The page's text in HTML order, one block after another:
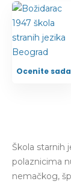
Ocenite sada
Škola starnih
polaznicima
nemačkog,